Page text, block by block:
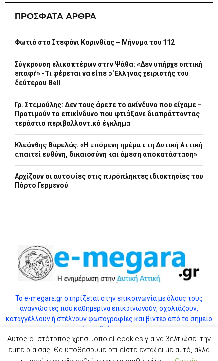
ΠΡΟΣΦΑΤΑ ΑΡΘΡΑ
Φωτιά στο Στεφάνι Κορινθίας – Μήνυμα του 112
Σύγκρουση ελικοπτέρων στην Ψάθα: «Δεν υπήρχε οπτική
επαφή» -Τι φέρεται να είπε ο Έλληνας χειριστής του
δεύτερου Bell
Γρ. Σταμούλης: Δεν τους άρεσε το ακίνδυνο που είχαμε –
Προτιμούν το επικίνδυνο που φτιάξανε διαπράττοντας
τεράστιο περιβαλλοντικό έγκλημα
Κλεάνθης Βαρελάς: «Η επόμενη ημέρα στη Δυτική Αττική
απαιτεί ευθύνη, δικαιοσύνη και άμεση αποκατάσταση»
Αρχίζουν οι αυτοψίες στις πυρόπληκτες ιδιοκτησίες του
Πόρτο Γερμενού
Το e-megara.gr στηρίζεται στην επικοινωνία με όλους τους
αναγνώστες που καθημερινά επικοινωνούν, σχολιάζουν,
καταγγέλλουν ή στέλνουν φωτογραφίες και βίντεο από το σημείο
όπου βρίσκονται.
Αυτός ο ιστότοπος χρησιμοποιεί cookies για να βελτιώσει την
εμπειρία σας. Θα υποθέσουμε ότι είστε εντάξει με αυτό, αλλά